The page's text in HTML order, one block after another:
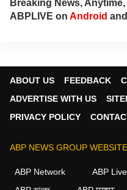
dedicated
welfare
Breaking News,
ABPLIVE on Android and
ABOUT US FEEDBACK
ADVERTISE WITH US
PRIVACY POLICY
ABP NEWS GROUP
ABP Network ABP Live